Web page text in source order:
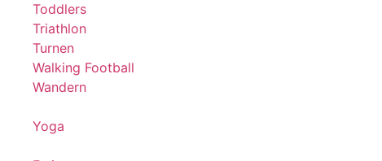
Toddlers
Triathlon
Turnen
Walking Football
Wandern
Yoga